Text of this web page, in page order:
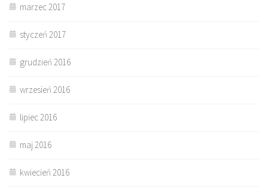
marzec 2017
styczeń 2017
grudzień 2016
wrzesień 2016
lipiec 2016
maj 2016
kwiecień 2016